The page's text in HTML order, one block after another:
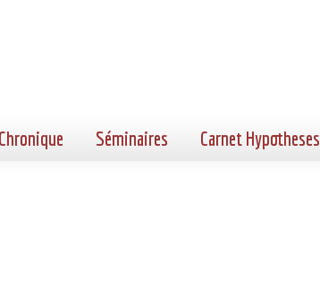
Chronique Séminaires Carnet Hypotheses